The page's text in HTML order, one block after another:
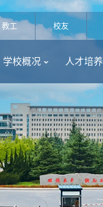
教工 校友
学校概况 人才培养